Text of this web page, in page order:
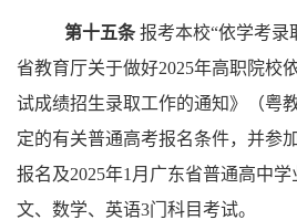
第十五条 报考本校“依学考录
省教育厅关于做好2025年高职院校
试成绩招生录取工作的通知》（粤
定的有关普通高考报名条件，并参
报名及2025年1月广东省普通高中
文、数学、英语3门科目考试。